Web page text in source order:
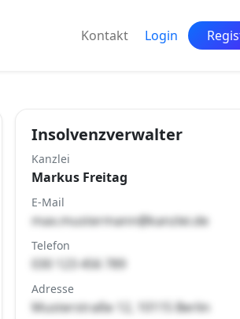
Kontakt Login
Insolvenzverwalter
Kanzlei
Markus Freitag
E-Mail
max.mustermann@kanzlei.de
Telefon
030 123 456 789
Adresse
Musterstraße 12, 10115 Berlin